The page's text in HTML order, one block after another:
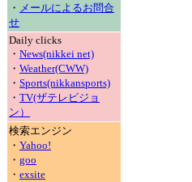
・ メールによるお問合
せ
Daily clicks
・ News(nikkei net)
・ Weather(CWW)
・ Sports(nikkansports)
・ TV(ザテレビジョ
ン）
検索エンジン
・ Yahoo!
・ goo
・ exsite